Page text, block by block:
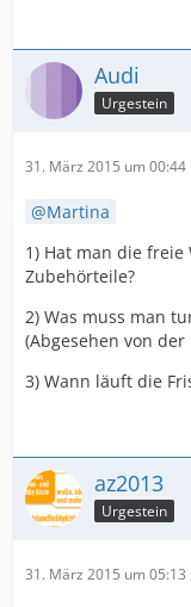
Audi
Urgestein
31. März 2015 um 00:44
Martina
1) Hat man die
Zubehörteile?
2) Was muss man
(Abgesehen von
3) Wann läuft die
az2013
Urgestein
31. März 2015 um 05:13